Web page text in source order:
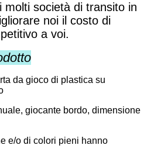
molti società di transito in
noi il costo di
a voi.
da gioco di plastica su
giocante bordo, dimensione
e/o di colori pieni hanno